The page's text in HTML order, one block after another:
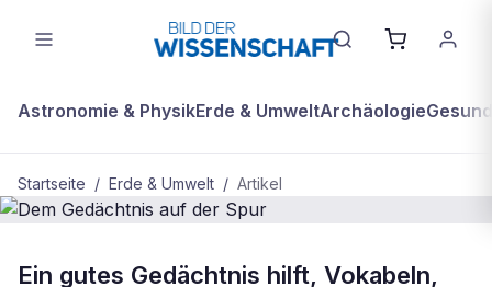
Astronomie & PhysikErde & UmweltArchäologie
Startseite / Erde & Umwelt / Artikel
ERDE & UMWELT
Ein gutes Gedächtnis hilft, Vokabeln,